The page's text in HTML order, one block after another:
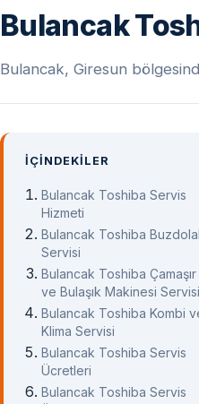
Bulancak
Bulancak, Giresun
İÇINDEKILER
Bulancak Toshiba Servis
Hizmeti
Bulancak Toshiba
Servisi
Bulancak Toshiba Çamaşır
ve Bulaşık Makinesi Servisi
Bulancak Toshiba Kombi
Klima Servisi
Bulancak Toshiba Servis
Ücretleri
Bulancak Toshiba Servis